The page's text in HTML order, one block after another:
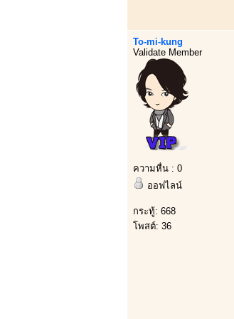
To-mi-kung
Validate Member
ความหื่น : 0
ออฟไลน์
กระทู้: 668
โพสต์: 36